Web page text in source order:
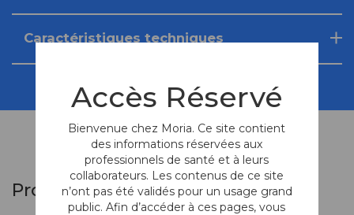
Caractéristiques techniques
Produits similaires
Accès Réservé
Bienvenue chez Moria. Ce site contient
des informations réservées aux
professionnels de santé et à leurs
collaborateurs. Les contenus de ce site
n’ont pas été validés pour un usage grand
public. Afin d’accéder à ces pages, vous